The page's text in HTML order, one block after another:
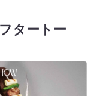
タートー